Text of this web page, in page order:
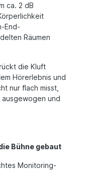
ca. 2 dB
End-
Räumen
die Kluft
Hörerlebnis und
nur flach misst,
ausgewogen und
Bühne gebaut
Monitoring-